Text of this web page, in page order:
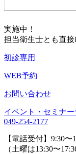
実施中！
担当衛生士とも直接
初診専用
WEB予約
お問い合わせ
イベント・セミナー
049-254-2177
【電話受付】9:30〜
（土曜は13:30〜